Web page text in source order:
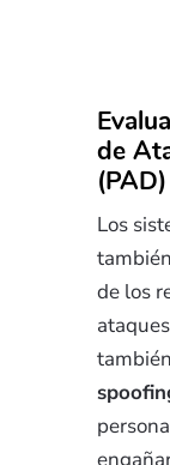
de
(PAD)
Los
de los